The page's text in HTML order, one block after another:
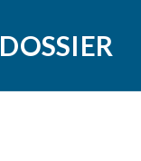
DOSSIER